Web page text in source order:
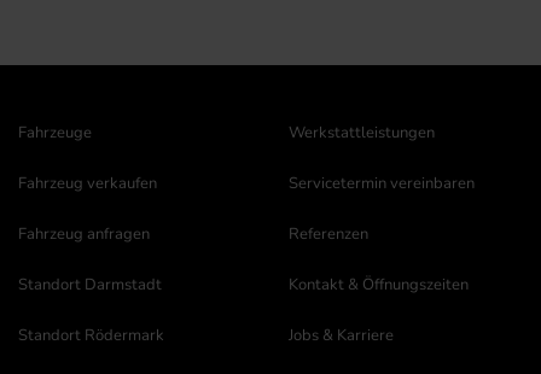
Fahrzeuge
Fahrzeug verkaufen
Fahrzeug anfragen
Werkstattleistungen
Servicetermin vereinbaren
Referenzen
Standort Darmstadt
Standort Rödermark
Kontakt & Öffnungszeiten
Jobs & Karriere